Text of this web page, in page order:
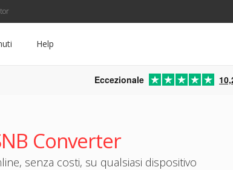
Help
Eccezionale
Converter
senza costi, su qualsiasi dispositivo